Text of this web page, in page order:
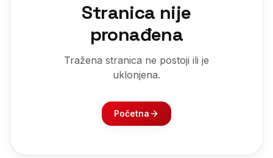
Stranica nije
pronađena
Tražena stranica ne postoji ili je
uklonjena.
Početna